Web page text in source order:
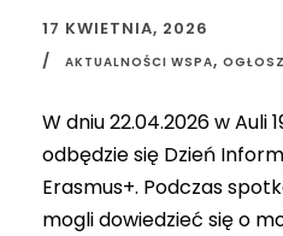
17 KWIETNIA, 2026
AKTUALNOŚCI WSPA,
W dniu 22.04.2026 w Auli
odbędzie się Dzień
Erasmus+. Podczas
mogli dowiedzieć się o